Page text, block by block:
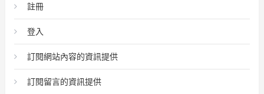
註冊
登入
訂閱網站內容的資訊提供
訂閱留言的資訊提供